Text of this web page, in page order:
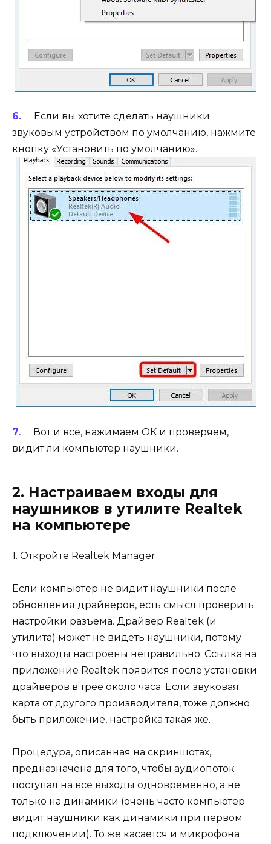
Если вы хотите сделать наушники
звуковым устройством по умолчанию, нажмите
кнопку «Установить по умолчанию».
Вот и все, нажимаем ОК и проверяем,
видит ли компьютер наушники.
2. Настраиваем входы для
наушников в утилите Realtek
на компьютере
1. Откройте Realtek Manager
Если компьютер не видит наушники после
обновления драйверов, есть смысл проверить
настройки разъема. Драйвер Realtek (и
утилита) может не видеть наушники, потому
что выходы настроены неправильно. Ссылка на
приложение Realtek появится после установки
драйверов в трее около часа. Если звуковая
карта от другого производителя, тоже должно
быть приложение, настройка такая же.
Процедура, описанная на скриншотах,
предназначена для того, чтобы аудиопоток
поступал на все выходы одновременно, а не
только на динамики (очень часто компьютер
видит наушники как динамики при первом
подключении). То же касается и микрофона